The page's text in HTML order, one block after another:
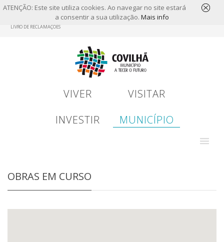
ATENÇÃO: Este site utiliza cookies. Ao navegar no site estará
a consentir a sua utilização. Mais info
LIVRO DE RECLAMAÇÕES
VIVER
VISITAR
INVESTIR
MUNICÍPIO
OBRAS EM CURSO